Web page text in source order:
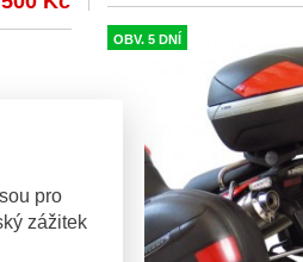
pro
zážitek
OBV. 5 DNÍ